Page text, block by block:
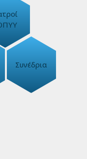
Συνέδρια